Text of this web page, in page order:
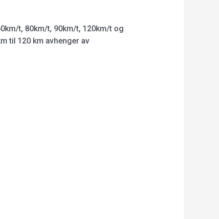
t, 80km/t, 90km/t, 120km/t og
til 120 km avhenger av